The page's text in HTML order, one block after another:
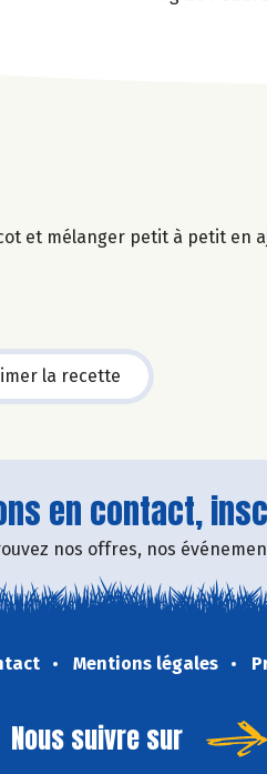
et mélanger petit à petit en
la recette
en contact,
nos offres, nos
Mentions légales
Nous suivre sur